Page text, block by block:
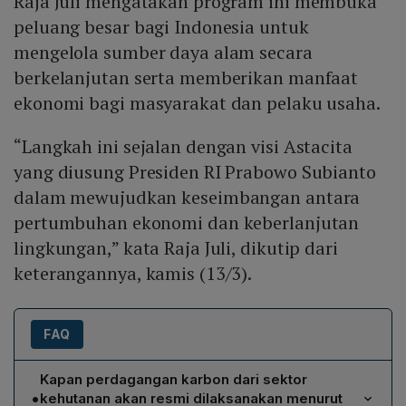
peluang besar bagi Indonesia untuk
mengelola sumber daya alam secara
berkelanjutan serta memberikan manfaat
ekonomi bagi masyarakat dan pelaku usaha.
“Langkah ini sejalan dengan visi Astacita
yang diusung Presiden RI Prabowo Subianto
dalam mewujudkan keseimbangan antara
pertumbuhan ekonomi dan keberlanjutan
lingkungan,” kata Raja Juli, dikutip dari
keterangannya, kamis (13/3).
FAQ
•
Kapan perdagangan karbon dari sektor
kehutanan akan resmi dilaksanakan menurut